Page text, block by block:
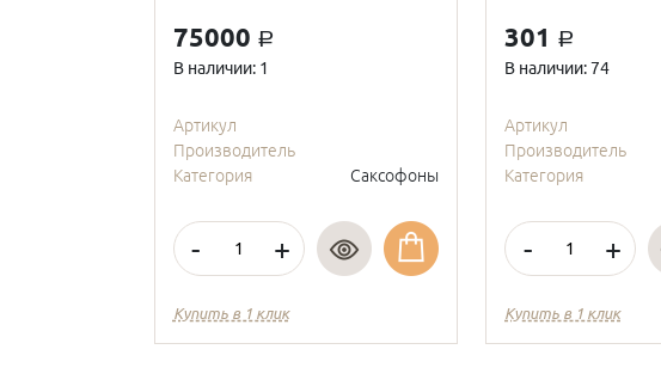
75000 a
В наличии: 1
Артикул
Производитель
Категория
Саксофоны
- +
Купить в 1 клик
301 a
В наличии: 74
Артикул
Производитель
Категория
- +
Купить в 1 клик